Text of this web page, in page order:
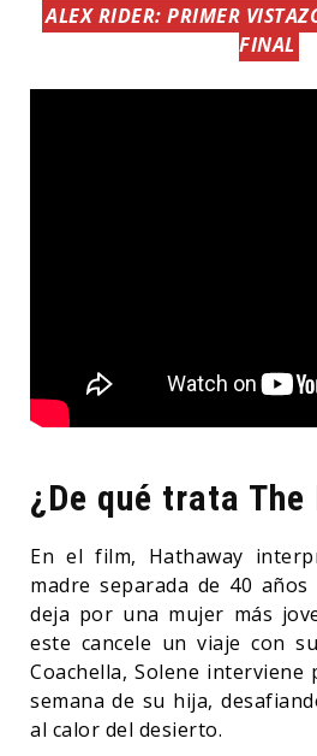
ALEX RIDER: PRIMER
FINAL
¿De qué trata The
En el film, Hathaway
madre separada de 40
deja por una mujer más
este cancele un viaje con
Coachella, Solene
semana de su hija,
al calor del desierto.